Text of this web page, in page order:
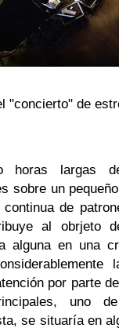
"concierto" de
horas largas
sobre un
continua de
al obrjeto
alguna en una
por parte
uno
se situaría en